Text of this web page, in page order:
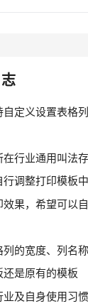
定义设置表格
行业通用叫法
调整打印模板
果，希望可以
的宽度、列名
是原有的模板
及自身使用习